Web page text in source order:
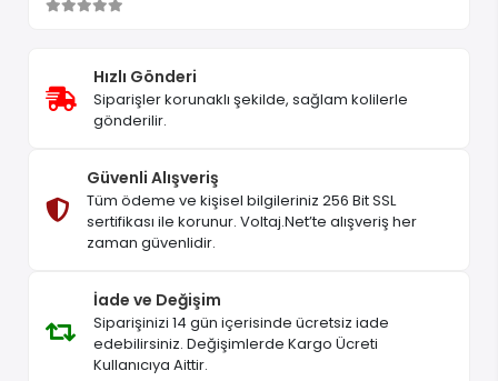
Hızlı Gönderi
Siparişler korunaklı şekilde, sağlam kolilerle
gönderilir.
Güvenli Alışveriş
Tüm ödeme ve kişisel bilgileriniz 256 Bit SSL
sertifikası ile korunur. Voltaj.Net’te alışveriş her
zaman güvenlidir.
İade ve Değişim
Siparişinizi 14 gün içerisinde ücretsiz iade
edebilirsiniz. Değişimlerde Kargo Ücreti
Kullanıcıya Aittir.